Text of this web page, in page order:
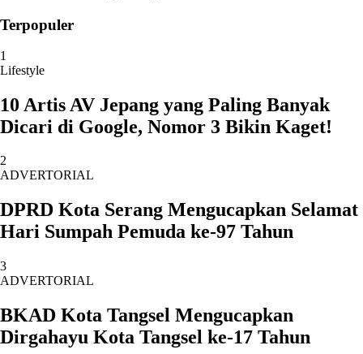
Terpopuler
1
Lifestyle
10 Artis AV Jepang yang Paling Banyak
Dicari di Google, Nomor 3 Bikin Kaget!
2
ADVERTORIAL
DPRD Kota Serang Mengucapkan Selamat
Hari Sumpah Pemuda ke-97 Tahun
3
ADVERTORIAL
BKAD Kota Tangsel Mengucapkan
Dirgahayu Kota Tangsel ke-17 Tahun